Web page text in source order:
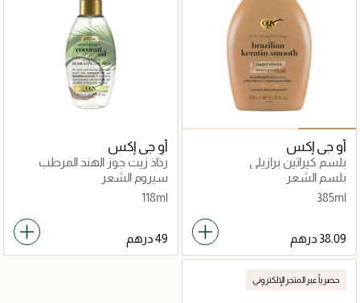
أو جي إكس
بلسم كيراتين برازيلي
بلسم الشعر
385ml
أو جي إكس
رذاذ زيت جوز الهند المرطب
سيروم الشعر
118ml
حصرياً عبر المتجر الإلكتروني